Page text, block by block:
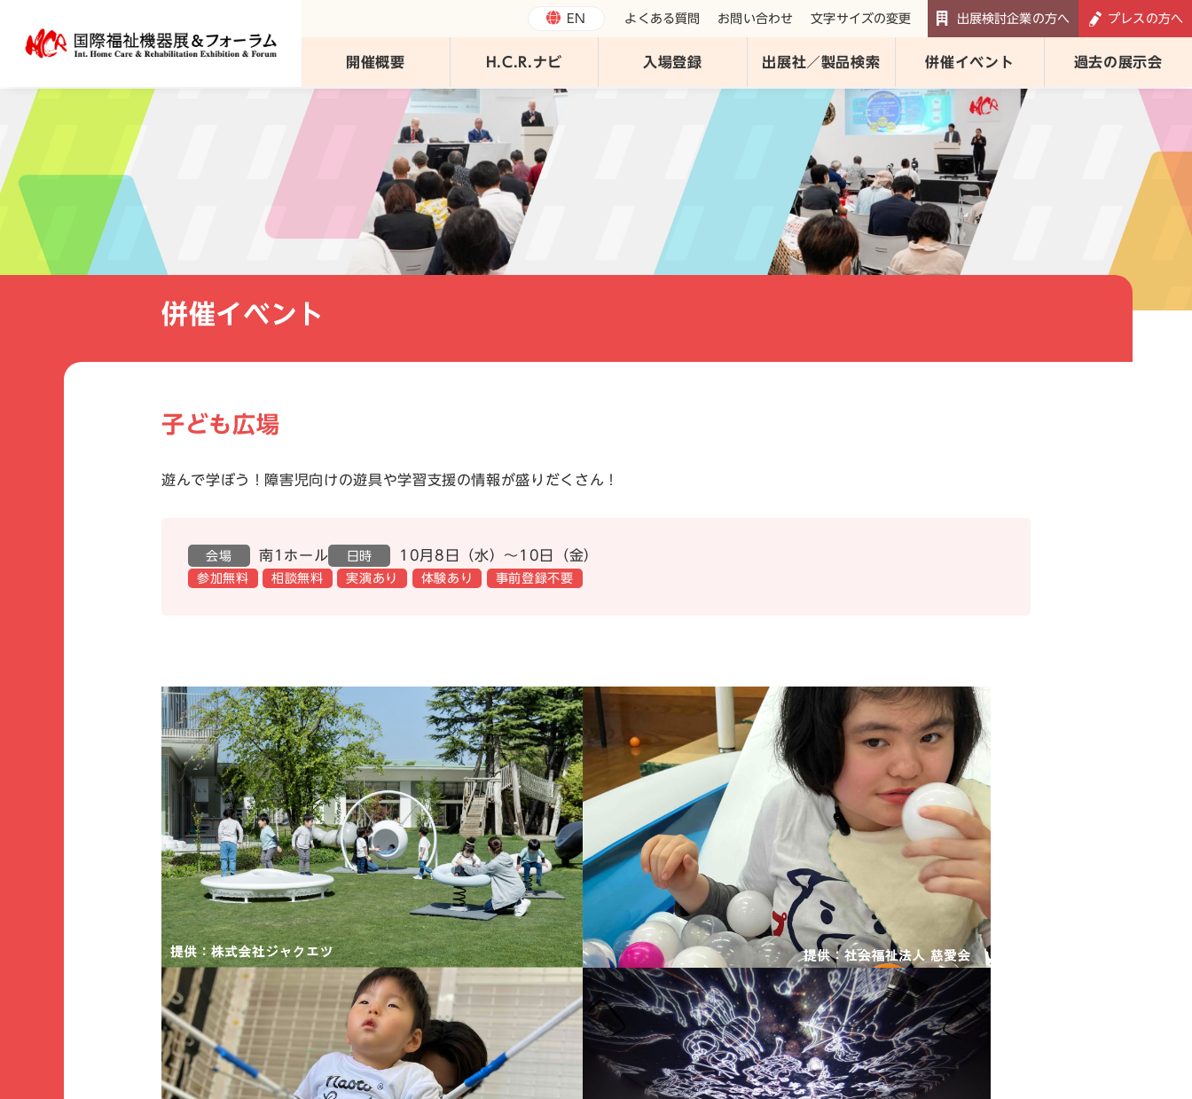
開催概要 H.C.R.ナビ 入場登録 出展社／製品検索 併催イベント 過去の展示会
EN よくある質問 お問い合わせ 文字サイズの変更 出展検討企業の方へ プレスの方へ
併催イベント
子ども広場
遊んで学ぼう！障害児向けの遊具や学習支援の情報が盛りだくさん！
会場 南1ホール 日時 10月8日（水）～10日（金）
参加無料 相談無料 実演あり 体験あり 事前登録不要